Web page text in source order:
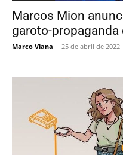
Marcos Mion
garoto-propaganda
Marco Viana - 25 de abril de 2022